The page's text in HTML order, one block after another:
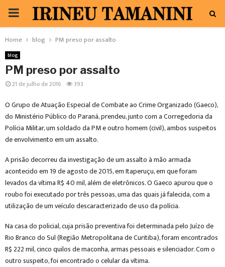
PRIMARY
MENU
Home blog PM preso por assalto
blog
PM preso por assalto
21 de julho de 2016 393
O Grupo de Atuação Especial de Combate ao Crime Organizado (Gaeco),
do Ministério Público do Paraná, prendeu, junto com a Corregedoria da
Polícia Militar, um soldado da PM e outro homem (civil), ambos suspeitos
de envolvimento em um assalto.
A prisão decorreu da investigação de um assalto à mão armada
acontecido em 19 de agosto de 2015, em Itaperuçu, em que foram
levados da vítima R$ 40 mil, além de eletrônicos. O Gaeco apurou que o
roubo foi executado por três pessoas, uma das quais já falecida, com a
utilização de um veículo descaracterizado de uso da polícia.
Na casa do policial, cuja prisão preventiva foi determinada pelo Juízo de
Rio Branco do Sul (Região Metropolitana de Curitiba), foram encontrados
R$ 222 mil, cinco quilos de maconha, armas pessoais e silenciador. Com o
outro suspeito, foi encontrado o celular da vítima.